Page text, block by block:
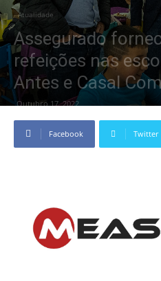
Atualidade
Assegurado
refeições nas
Antes e Casal
Outubro 17, 2022
Facebook Twitter